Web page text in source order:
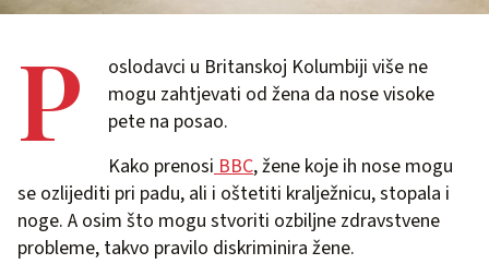
P
oslodavci u Britanskoj Kolumbiji više ne
mogu zahtjevati od žena da nose visoke
pete na posao.
Kako prenosi BBC, žene koje ih nose mogu
se ozlijediti pri padu, ali i oštetiti kralježnicu, stopala i
noge. A osim što mogu stvoriti ozbiljne zdravstvene
probleme, takvo pravilo diskriminira žene.